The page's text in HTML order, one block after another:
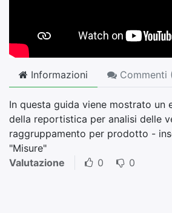
Informazioni Commenti
In questa guida viene mostrato un
della reportistica per analisi delle
raggruppamento per prodotto -
"Misure"
Valutazione
0 0